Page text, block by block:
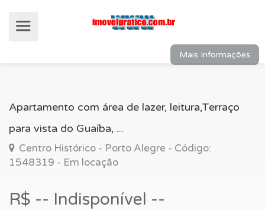
Apartamento com área de lazer, leitura,Terraço
para vista do Guaíba, ...
Centro Histórico - Porto Alegre - Código:
1548319 - Em locação
R$ -- Indisponível --
Mais Informações